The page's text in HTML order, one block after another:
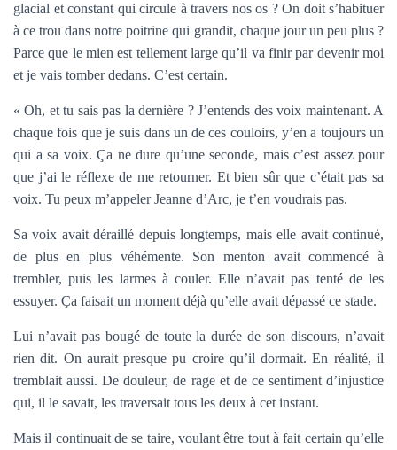
glacial et constant qui circule à travers nos os ? On doit s’habituer
à ce trou dans notre poitrine qui grandit, chaque jour un peu plus ?
Parce que le mien est tellement large qu’il va finir par devenir moi
et je vais tomber dedans. C’est certain.
« Oh, et tu sais pas la dernière ? J’entends des voix maintenant. A
chaque fois que je suis dans un de ces couloirs, y’en a toujours un
qui a sa voix. Ça ne dure qu’une seconde, mais c’est assez pour
que j’ai le réflexe de me retourner. Et bien sûr que c’était pas sa
voix. Tu peux m’appeler Jeanne d’Arc, je t’en voudrais pas.
Sa voix avait déraillé depuis longtemps, mais elle avait continué,
de plus en plus véhémente. Son menton avait commencé à
trembler, puis les larmes à couler. Elle n’avait pas tenté de les
essuyer. Ça faisait un moment déjà qu’elle avait dépassé ce stade.
Lui n’avait pas bougé de toute la durée de son discours, n’avait
rien dit. On aurait presque pu croire qu’il dormait. En réalité, il
tremblait aussi. De douleur, de rage et de ce sentiment d’injustice
qui, il le savait, les traversait tous les deux à cet instant.
Mais il continuait de se taire, voulant être tout à fait certain qu’elle